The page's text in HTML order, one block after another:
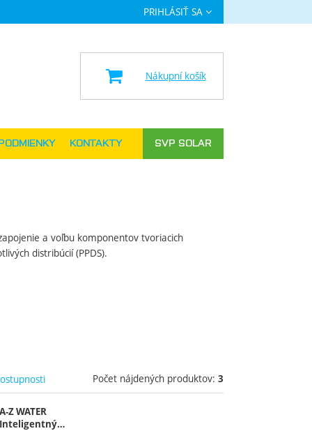
a voľbu komponentov tvoriacich
distribúcií (PPDS).
Počet nájdených produktov: 3
Z WATER
Inteligentný…
KONTAKTY SVP SOLAR
PRIHLÁSIŤ SA
Nákupní košík